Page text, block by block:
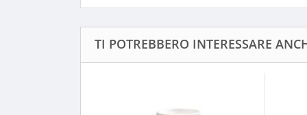
TI POTREBBERO INTERESSARE